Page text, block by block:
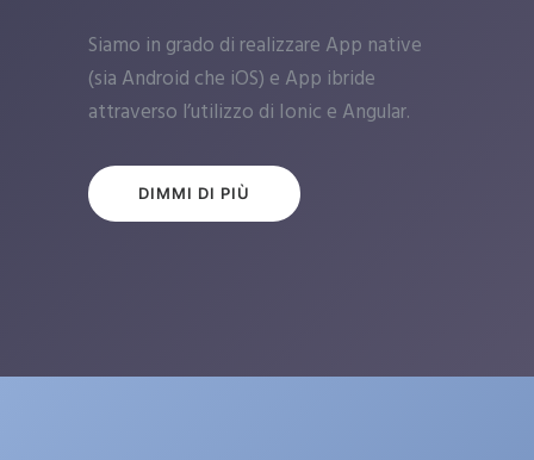
Siamo in grado di realizzare App native
(sia Android che iOS) e App ibride
attraverso l’utilizzo di Ionic e Angular.
DIMMI DI PIÙ